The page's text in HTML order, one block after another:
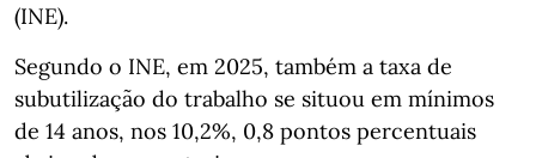
(INE).
Segundo o INE, em 2025, também a taxa de
subutilização do trabalho se situou em mínimos
de 14 anos, nos 10,2%, 0,8 pontos percentuais